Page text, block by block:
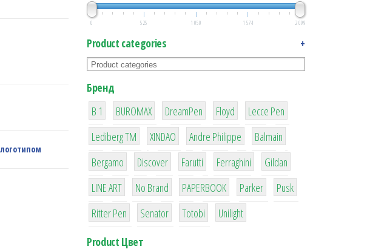
quantity
0 525 1 050 1 574 2 099
Product categories +
Бренд
B 1
1
BUROMAX
1
DreamPen
2
Floyd
2
Lecce Pen
3
Lediberg ТМ
3
XINDAO
1
Andre Philippe
4
Balmain
26
Bergamo
64
Discover
299
Farutti
4
Ferraghini
42
Gildan
4
LINE ART
90
No Brand
8
PAPERBOOK
6
Parker
2
Pusk
22
Ritter Pen
15
Senator
43
Totobi
1
Unilight
Product Цвет